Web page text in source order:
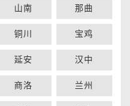
山南 那曲
铜川 宝鸡
延安 汉中
商洛 兰州